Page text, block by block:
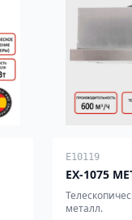
E10119
EX-1075
металл.